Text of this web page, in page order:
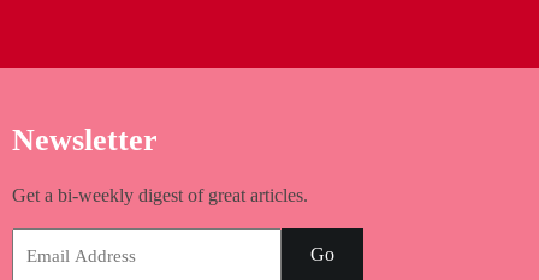
Newsletter
Get a bi-weekly digest of great articles.
Go